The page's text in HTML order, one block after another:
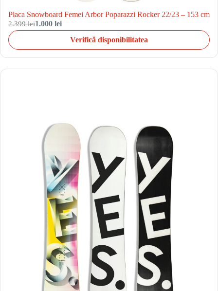
Placa Snowboard Femei Arbor Poparazzi Rocker 22/23 – 153 cm
2.399 lei1.000 lei
Verifică disponibilitatea